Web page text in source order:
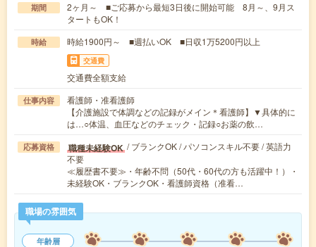
期間
2ヶ月～ ■ご応募から最短3日後に開始可能 8月～、9月ス
タートもOK！
時給 時給1900円～ ■週払いOK ■日収1万5200円以上
交通費
交通費全額支給
仕事内容
看護師・准看護師
【介護施設で体調などの記録がメイン＊看護師】▼具体的に
は…○体温、血圧などのチェック・記録○お薬の飲…
応募資格 職種未経験OK / ブランクOK / パソコンスキル不要 / 英語力
不要
≪履歴書不要≫・年齢不問（50代・60代の方も活躍中！）・
未経験OK・ブランクOK・看護師資格（准看…
職場の雰囲気
年齢層